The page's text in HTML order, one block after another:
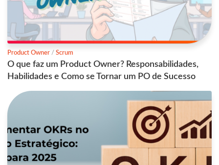
Product Owner / Scrum
O que faz um Product Owner? Responsabilidades,
Habilidades e Como se Tornar um PO de Sucesso